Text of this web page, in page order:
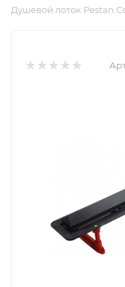
Душевой лоток Pestan